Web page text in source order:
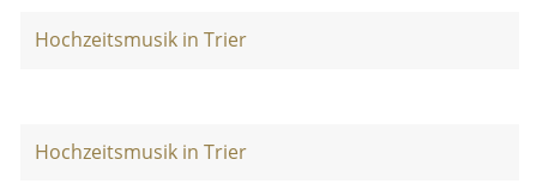
Hochzeitsmusik in Trier
Hochzeitsmusik in Trier